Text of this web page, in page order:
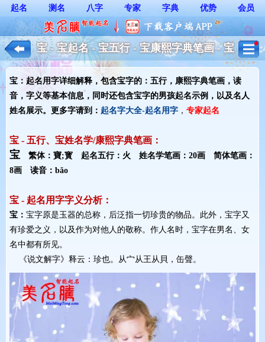
起名 测名 八字 专家 字典 优势 会员
宝 - 宝起名 - 宝五行 - 宝康熙字典笔画 - 宝
起名用字解释 - 男孩起名
宝：起名用字详细解释，包含宝字的：五行，康熙字典笔画，读
音，字义等基本信息，同时还包含宝字的男孩起名示例，以及名人
姓名展示。更多字请到： 起名字大全-起名用字 ， 专家起名
宝 - 五行、宝姓名学/康熙字典笔画：
宝 繁体：寶;寳 起名五行：火 姓名学笔画：20画 简体笔画：
8画 读音：bǎo
宝 - 起名用字字义分析：
宝： 宝字原是玉器的总称，后泛指一切珍贵的物品。此外，宝字又
有珍爱之义，以及作为对他人的敬称。作人名时，宝字在男名、女
名中都有所见。
《说文解字》释云：珍也。从宀从王从貝，缶聲。